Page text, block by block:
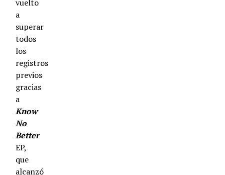
vuelto
a
superar
todos
los
registros
previos
gracias
a
Know
No
Better
EP,
que
alcanzó